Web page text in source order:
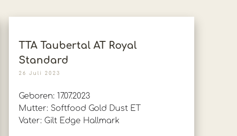
TTA Taubertal AT Royal
Standard
26 Juli 2023
Geboren: 17.07.2023
Mutter: Softfood Gold Dust ET
Vater: Gilt Edge Hallmark